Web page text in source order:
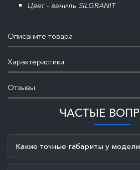
Цвет - ваниль SILGRANIT
Описаните товара
Характеристики
Отзывы
ЧАСТЫЕ
Какие точные габариты у